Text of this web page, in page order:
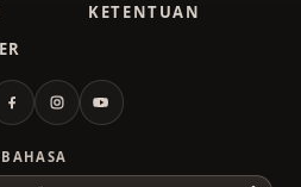
KETENTUAN
FacebookInstagramYouTube
BAHASA